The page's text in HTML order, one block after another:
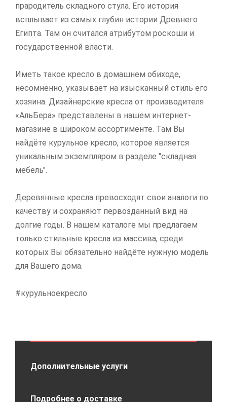
прародитель складного стула. Его история
всплывает из самых глубин истории Древнего
Египта. Там он считался атрибутом роскоши и
государственной власти.
Иметь такое кресло в домашнем обиходе,
несомненно, указывает на изысканный стиль его
хозяина. Дизайнерские кресла от производителя
«АльБера» представлены в нашем интернет-
магазине в широком ассортименте. Там Вы
найдёте курульное кресло, которое является
уникальным экземпляром в разделе "складная
мебель".
Деревянные кресла превосходят свои аналоги по
качеству и сохраняют первозданный вид на
долгие годы. В нашем каталоге мы предлагаем
только стильные кресла из массива, среди
которых Вы обязательно найдёте нужную модель
для Вашего дома.
#курульноекресло
Дополнительные услуги
Подробнее о доставке